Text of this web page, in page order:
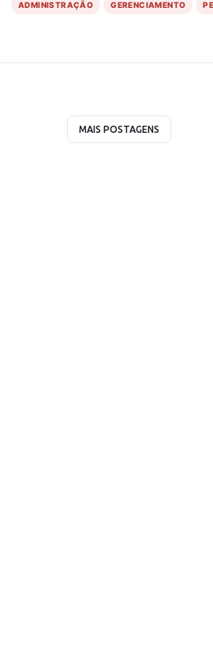
ADMINISTRAÇÃO GERENCIAMENTO
MAIS POSTAGENS